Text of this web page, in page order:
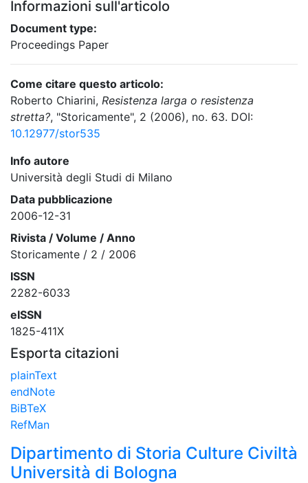
Informazioni sull'articolo
Document type:
Proceedings Paper
Come citare questo articolo:
Roberto Chiarini, Resistenza larga o resistenza
stretta?, "Storicamente", 2 (2006), no. 63. DOI:
10.12977/stor535
Info autore
Università degli Studi di Milano
Data pubblicazione
2006-12-31
Rivista / Volume / Anno
Storicamente / 2 / 2006
ISSN
2282-6033
eISSN
1825-411X
Esporta citazioni
plainText
endNote
BiBTeX
RefMan
Dipartimento di Storia Culture Civiltà
Università di Bologna